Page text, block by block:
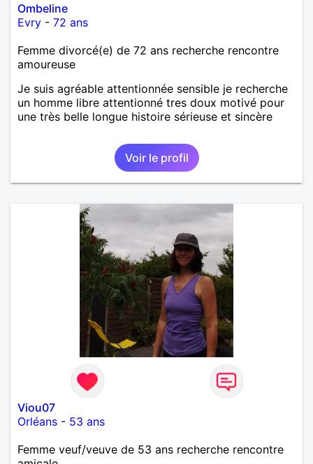
Ombeline
Evry - 72 ans
Femme divorcé(e) de 72 ans recherche rencontre
amoureuse
Je suis agréable attentionnée sensible je recherche
un homme libre attentionné tres doux motivé pour
une très belle longue histoire sérieuse et sincère
Voir le profil
Viou07
Orléans - 53 ans
Femme veuf/veuve de 53 ans recherche rencontre